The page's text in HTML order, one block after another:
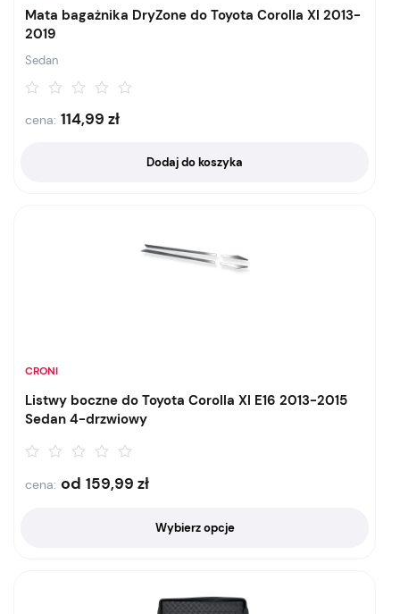
Mata bagażnika DryZone do Toyota Corolla XI 2013-
2019
Sedan
cena: 114,99 zł
Dodaj do koszyka
CRONI
Listwy boczne do Toyota Corolla XI E16 2013-2015
Sedan 4-drzwiowy
cena: od 159,99 zł
Wybierz opcje